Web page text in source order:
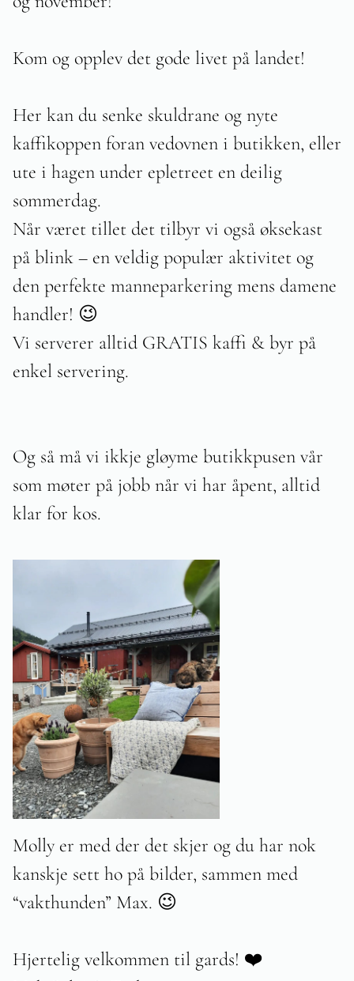
Kom og opplev det gode livet på landet!
Her kan du senke skuldrane og nyte
kaffikoppen foran vedovnen i butikken, eller
ute i hagen under epletreet en deilig
sommerdag.
Når været tillet det tilbyr vi også øksekast
på blink – en veldig populær aktivitet og
den perfekte manneparkering mens damene
handler! 😉
Vi serverer alltid GRATIS kaffi & byr på
enkel servering.
Og så må vi ikkje gløyme butikkpusen vår
som møter på jobb når vi har åpent, alltid
klar for kos.
Molly er med der det skjer og du har nok
kanskje sett ho på bilder, sammen med
“vakthunden” Max. 😉
Hjertelig velkommen til gards! ❤️